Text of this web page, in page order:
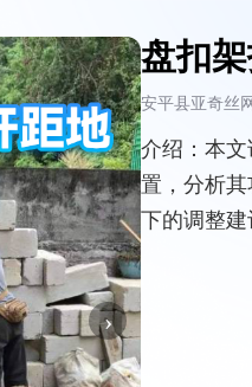
›
盘扣
安平县亚奇丝
介绍： 本文
置，分析
下的调整建